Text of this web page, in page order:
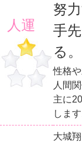
人運
努
手
る。
性格
人間
主に
します
大城